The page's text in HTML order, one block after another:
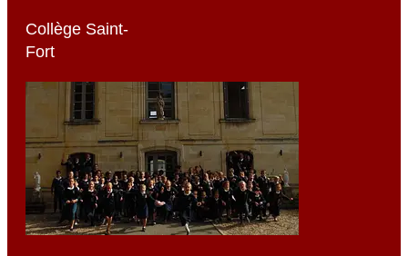
Collège Saint-
Fort